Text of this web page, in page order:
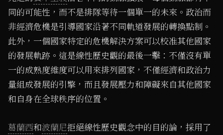
同的可能性，而不是排隊等待一個單一的未來。政治而
非經濟危機是引導國家沿著不同軌道發展的轉換點制。
此外，一個國家特定的危機解決方案可以校准其他國家
的發展軌跡。這是線性歷史觀的最後一擊：不僅沒有單
一的成熟度維度可以用來排列國家，不僅經濟和政治力
量組成發展的引擎，而且發展壓力和障礙來自其他國家
和自身在全球秩序的位置。
葛蘭西和波蘭尼拒絕線性歷史觀念中的目的論，採用了